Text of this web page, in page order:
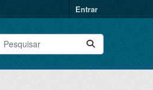
Entrar